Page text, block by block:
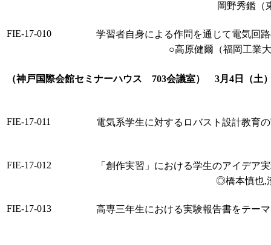
岡野秀鑑（
FIE-17-010
学習者自身による作問を通じて電気回
○高原健爾（福岡工業
（神戸国際会館セミナーハウス 703会議室） 3月4日（
FIE-17-011 電気系学生に対するロバスト設計教育
FIE-17-012
「創作実習」における学生のアイデア
◎橋本慎也,
FIE-17-013 高専三年生における実験報告書をテー